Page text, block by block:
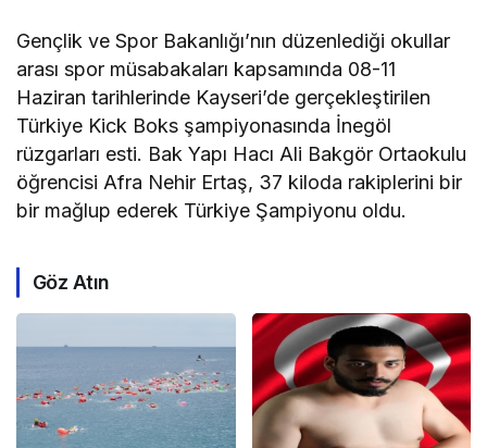
Gençlik ve Spor Bakanlığı’nın düzenlediği okullar
arası spor müsabakaları kapsamında 08-11
Haziran tarihlerinde Kayseri’de gerçekleştirilen
Türkiye Kick Boks şampiyonasında İnegöl
rüzgarları esti. Bak Yapı Hacı Ali Bakgör Ortaokulu
öğrencisi Afra Nehir Ertaş, 37 kiloda rakiplerini bir
bir mağlup ederek Türkiye Şampiyonu oldu.
Göz Atın